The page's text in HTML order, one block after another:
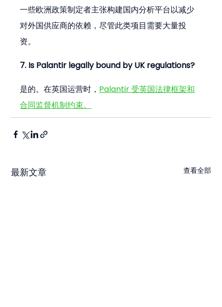
一些欧洲政策制定者主张构建国内分析平台以减少
对外国供应商的依赖，尽管此类项目需要大量投
资。
7. Is Palantir legally bound by UK regulations?
是的。在英国运营时， Palantir 受英国法律框架和
合同监督机制约束。
最新文章 查看全部